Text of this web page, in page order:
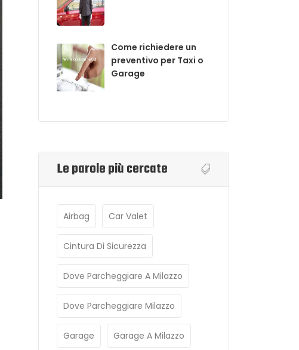
Come richiedere un
preventivo per Taxi o
Garage
Le parole più cercate
Airbag Car Valet
Cintura Di Sicurezza
Dove Parcheggiare A Milazzo
Dove Parcheggiare Milazzo
Garage Garage A Milazzo